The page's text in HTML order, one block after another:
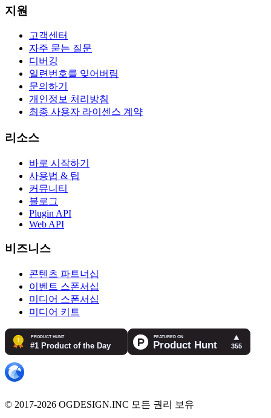
지원
고객센터
자주 묻는 질문
디버깅
일련번호를 잊어버림
문의하기
개인정보 처리방침
최종 사용자 라이센스 계약
리소스
바로 시작하기
사용법 & 팁
커뮤니티
블로그
Plugin API
Web API
비즈니스
콘텐츠 파트너십
이벤트 스폰서십
미디어 스폰서십
미디어 키트
© 2017-2026 OGDESIGN.INC 모든 권리 보유